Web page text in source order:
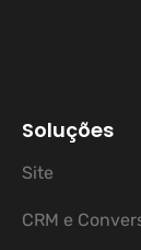
Soluções
Site
CRM e